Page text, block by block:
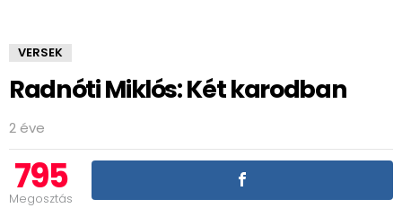
VERSEK
Radnóti Miklós: Két karodban
2 éve
795
Megosztás